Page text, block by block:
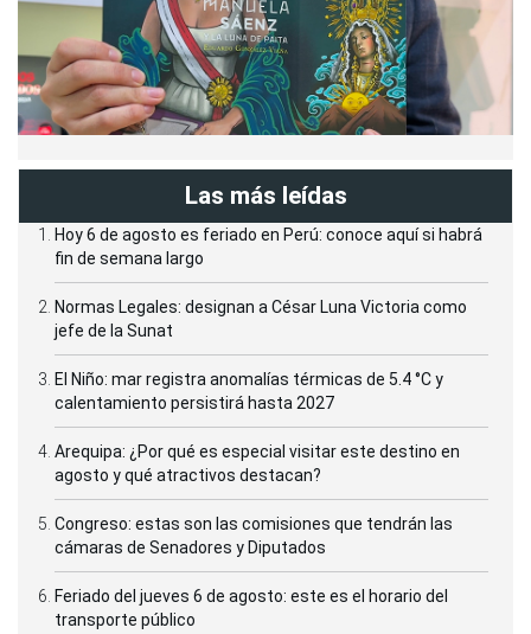
Las más leídas
Hoy 6 de agosto es feriado en Perú: conoce aquí si habrá
fin de semana largo
Normas Legales: designan a César Luna Victoria como
jefe de la Sunat
El Niño: mar registra anomalías térmicas de 5.4 °C y
calentamiento persistirá hasta 2027
Arequipa: ¿Por qué es especial visitar este destino en
agosto y qué atractivos destacan?
Congreso: estas son las comisiones que tendrán las
cámaras de Senadores y Diputados
Feriado del jueves 6 de agosto: este es el horario del
transporte público